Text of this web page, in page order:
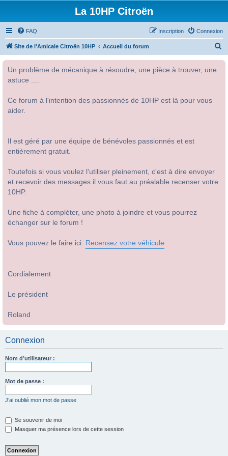
La 10HP Citroën
FAQ Connexion
Inscription
Site de l'Amicale Citroën 10HP Accueil du forum
Un problème de mécanique à résoudre, une pièce à trouver, une
astuce ....
Ce forum à l'intention des passionnés de 10HP est là pour vous
aider.
Il est géré par une équipe de bénévoles passionnés et est
entièrement gratuit.
Toutefois si vous voulez l'utiliser pleinement, c'est à dire envoyer
et recevoir des messages il vous faut au préalable recenser votre
10HP.
Une fiche à compléter, une photo à joindre et vous pourrez
échanger sur le forum !
Vous pouvez le faire ici: Recensez votre véhicule
Cordialement
Le président
Roland
Connexion
Nom d’utilisateur :
Mot de passe :
J’ai oublié mon mot de passe
Se souvenir de moi
Masquer ma présence lors de cette session